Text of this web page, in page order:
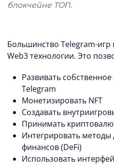
блокчейне TON.
Большинство Telegram-
Web3 технологии. Это
Развивать
Telegram
Монетизировать NFT
Создавать
Принимать
Интегрировать
финансов (DeFi)
Использовать